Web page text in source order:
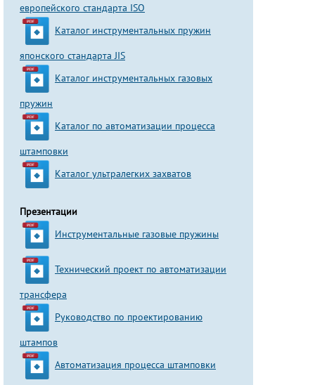
европейского стандарта ISO
Каталог инструментальных пружин
японского стандарта JIS
Каталог инструментальных газовых
пружин
Каталог по автоматизации процесса
штамповки
Каталог ультралегких захватов
Презентации
Инструментальные газовые пружины
Технический проект по автоматизации
трансфера
Руководство по проектированию
штампов
Автоматизация процесса штамповки